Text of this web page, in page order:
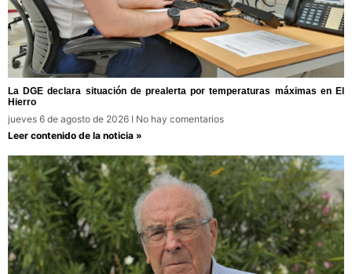
La DGE declara situación de prealerta por temperaturas máximas en El
Hierro
jueves 6 de agosto de 2026
No hay comentarios
Leer contenido de la noticia »